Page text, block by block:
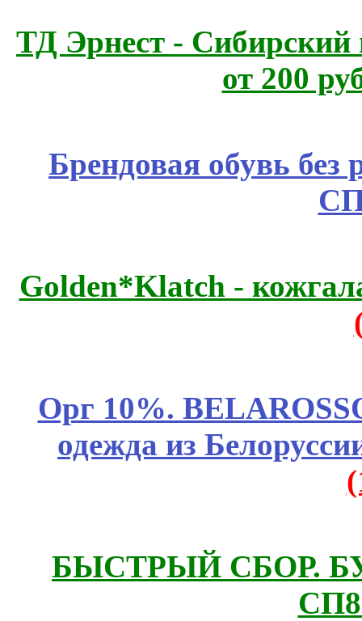
ТД Эрнест - Сибирский
от 200
Брендовая обувь без
Golden*Klatch -
Орг 10%.
одежда из
БЫСТРЫЙ СБОР.